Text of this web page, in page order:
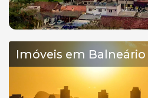
Imóveis em